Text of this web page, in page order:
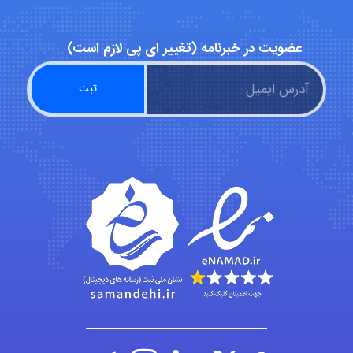
hosein abdolvand
Kati
emami
ehtesham
عضویت در خبرنامه (تغییر ای پی لازم است)